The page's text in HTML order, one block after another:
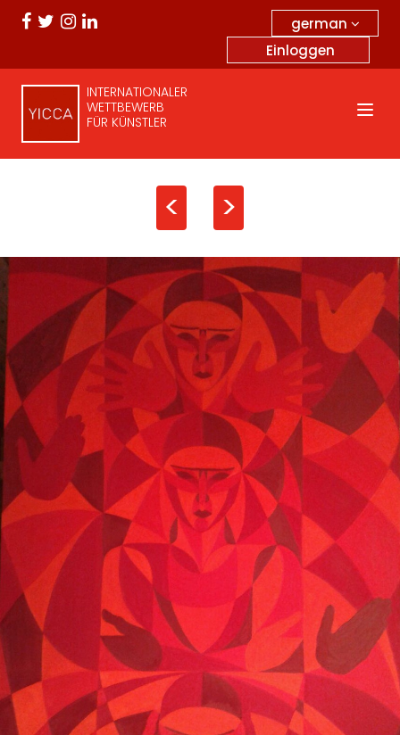
german
Einloggen
INTERNATIONALER
WETTBEWERB
FÜR KÜNSTLER
< >